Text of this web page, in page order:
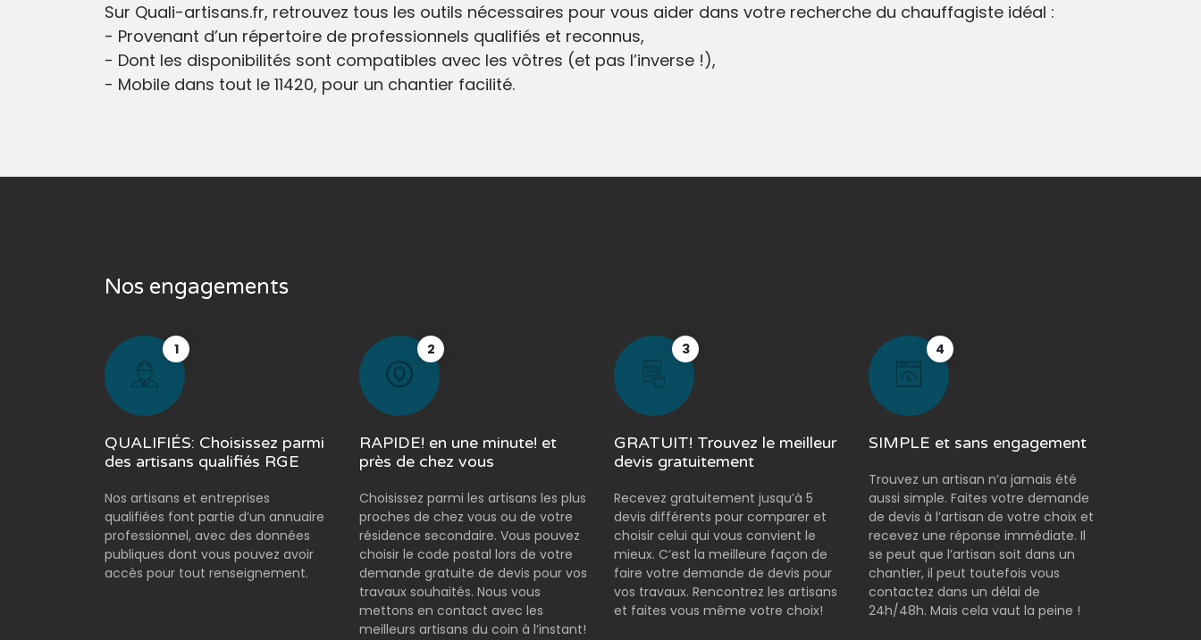
Sur Quali-artisans.fr, retrouvez tous les outils nécessaires pour vous aider dans votre recherche du chauffagiste idéal :
- Provenant d’un répertoire de professionnels qualifiés et reconnus,
- Dont les disponibilités sont compatibles avec les vôtres (et pas l’inverse !),
- Mobile dans tout le 11420, pour un chantier facilité.
Nos engagements
1
QUALIFIÉS: Choisissez parmi
des artisans qualifiés RGE
Nos artisans et entreprises
qualifiées font partie d’un annuaire
professionnel, avec des données
publiques dont vous pouvez avoir
accès pour tout renseignement.
2
RAPIDE! en une minute! et
près de chez vous
Choisissez parmi les artisans les plus
proches de chez vous ou de votre
résidence secondaire. Vous pouvez
choisir le code postal lors de votre
demande gratuite de devis pour vos
travaux souhaités. Nous vous
mettons en contact avec les
meilleurs artisans du coin à l’instant!
3
GRATUIT! Trouvez le meilleur
devis gratuitement
Recevez gratuitement jusqu’à 5
devis différents pour comparer et
choisir celui qui vous convient le
mieux. C’est la meilleure façon de
faire votre demande de devis pour
vos travaux. Rencontrez les artisans
et faites vous même votre choix!
4
SIMPLE et sans engagement
Trouvez un artisan n’a jamais été
aussi simple. Faites votre demande
de devis à l’artisan de votre choix et
recevez une réponse immédiate. Il
se peut que l’artisan soit dans un
chantier, il peut toutefois vous
contactez dans un délai de
24h/48h. Mais cela vaut la peine !